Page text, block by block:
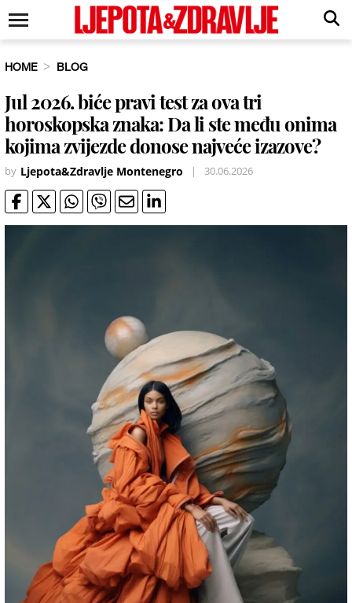
HOME BLOG
Jul 2026. biće pravi test za ova tri
horoskopska znaka: Da li ste među onima
kojima zvijezde donose najveće izazove?
by Ljepota&Zdravlje Montenegro | 30.06.2026